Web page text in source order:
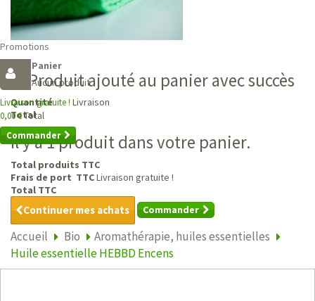
Promotions
Panier
Aucun produit
Livraison gratuite ! Livraison
0,00 €Total
Commander
Produit ajouté au panier avec succès
Quantité
Total
Il y a 1 produit dans votre panier.
Total produits TTC
Frais de port TTCLivraison gratuite !
Total TTC
Continuer mes achats Commander
Accueil Bio
Aromathérapie, huiles essentielles
Huile essentielle HEBBD Encens